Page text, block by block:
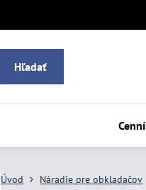
Hľadať
Úvod Náradie pre obkladačov